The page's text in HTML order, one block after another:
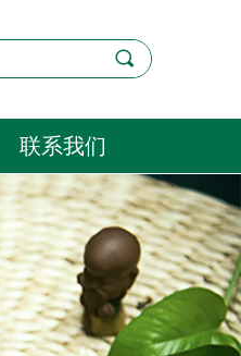
끠
联系我们